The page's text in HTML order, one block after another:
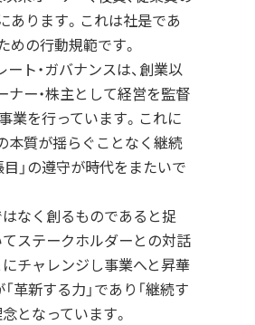
あります。これは社是であ
めの行動規範です。
ト・ガバナンスは、創業以
ー・株主として経営を監督
業を行っています。これに
本質が揺らぐことなく継続
目」の遵守が時代をまたいで
なく創るものであると捉
ステークホルダーとの対話
チャレンジし事業へと昇華
革新する力」であり「継続す
となっています。